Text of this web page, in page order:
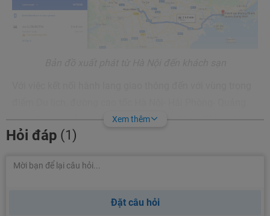
Ninh đã rút ngắn khoảng cách mất 2,5 tiếng đồng hồ
(khoảng 157km) là bạn và gia đình đã đặt chân đến với
hoặc muốn thư giãn ngay trên chuyến xe về Hạ Long thì
Xem thêm
Hỏi đáp (1)
Đặt câu hỏi